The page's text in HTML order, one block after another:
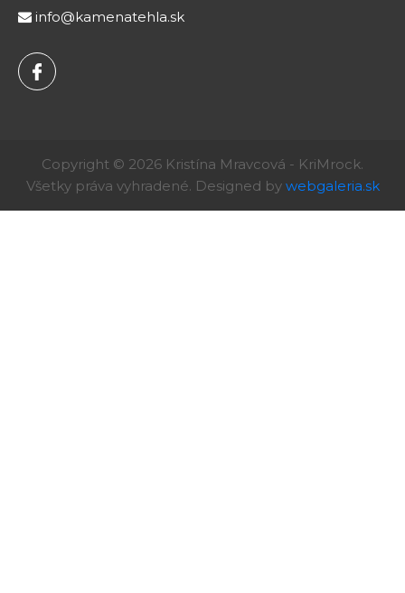
info@kamenatehla.sk
Copyright © 2026 Kristína Mravcová - KriMrock.
Všetky práva vyhradené. Designed by webgaleria.sk